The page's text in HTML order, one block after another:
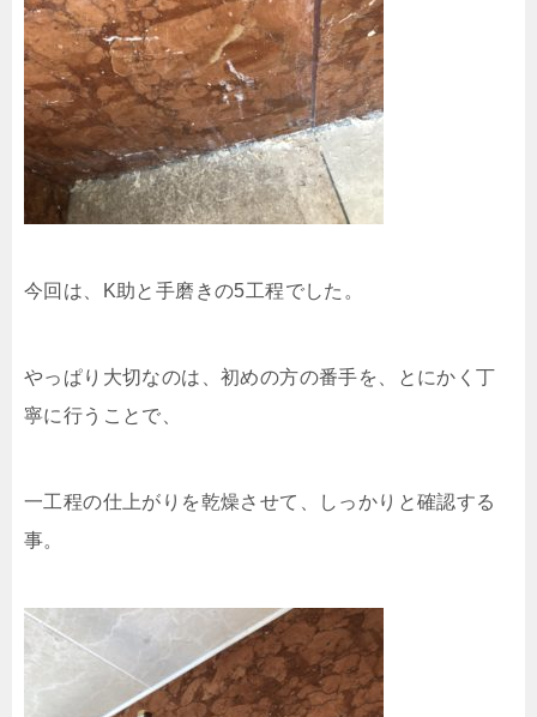
今回は、K助と手磨きの5工程でした。
やっぱり大切なのは、初めの方の番手を、とにかく丁
寧に行うことで、
一工程の仕上がりを乾燥させて、しっかりと確認する
事。